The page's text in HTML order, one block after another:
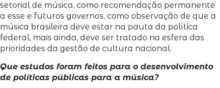
setorial de música, como recomendação permanente
a esse e futuros governos, como observação de que a
música brasileira deve estar na pauta da política
federal, mais ainda, deve ser tratado na esfera das
prioridades da gestão de cultura nacional.
Que estudos foram feitos para o desenvolvimento
de políticas públicas para a música?